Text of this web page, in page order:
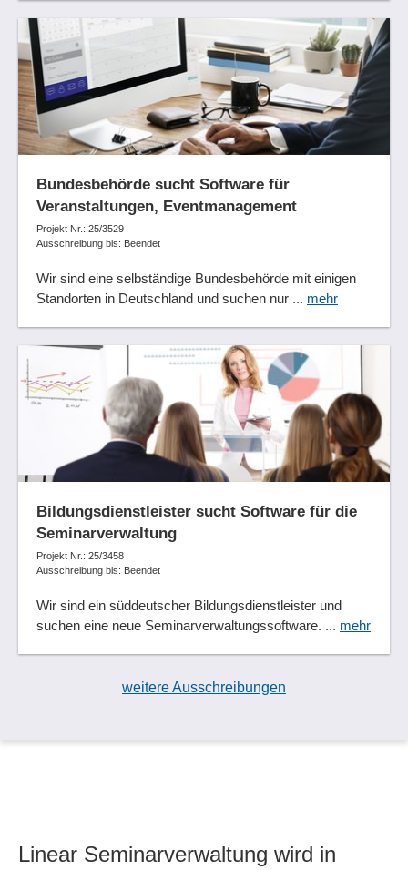
Bundesbehörde sucht Software für
Veranstaltungen, Eventmanagement
Projekt Nr.: 25/3529
Ausschreibung bis: Beendet
Wir sind eine selbständige Bundesbehörde mit einigen
Standorten in Deutschland und suchen nur ... mehr
Bildungsdienstleister sucht Software für die
Seminarverwaltung
Projekt Nr.: 25/3458
Ausschreibung bis: Beendet
Wir sind ein süddeutscher Bildungsdienstleister und
suchen eine neue Seminarverwaltungssoftware. ... mehr
weitere Ausschreibungen
Linear Seminarverwaltung wird in